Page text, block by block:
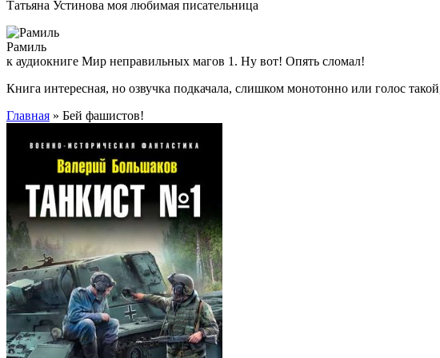
Татьяна Устинова моя любимая писательница
Рамиль
к аудиокниге Мир неправильных магов 1. Ну вот! Опять сломал!
Книга интересная, но озвучка подкачала, слишком монотонно или голос
Главная » Бей фашистов!